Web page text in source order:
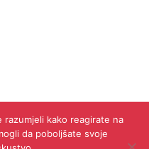
razumjeli kako reagirate na
da poboljšate svoje